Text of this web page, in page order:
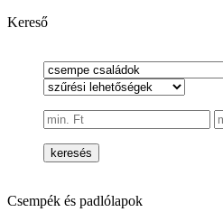
Kereső
keresés
Csempék és padlólapok